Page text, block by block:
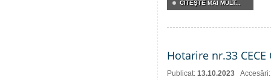
CITEŞTE MAI MULT...
Hotarire nr.33
Publicat: 13.10.2023